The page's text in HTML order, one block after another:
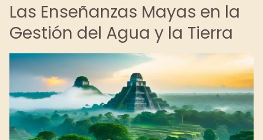
Las Enseñanzas Mayas en la
Gestión del Agua y la Tierra